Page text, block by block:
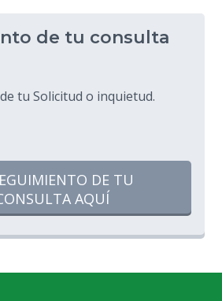
de tu consulta
tu Solicitud o inquietud.
DE TU
AQUÍ